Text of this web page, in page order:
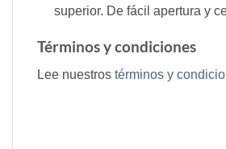
superior. De fácil apertura y
Términos y condiciones
Lee nuestros términos y